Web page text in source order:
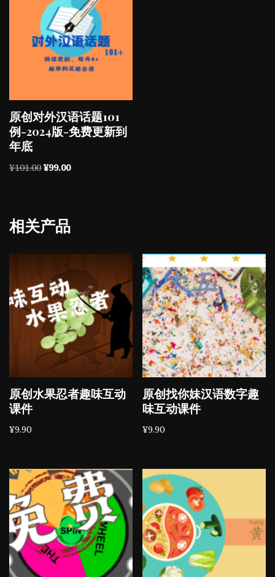
原创对外汉语话题101
例-2024版-免费更新到
年底
¥101.00 ¥99.00
相关产品
原创水果忍者趣味互动
课件
¥9.90
原创找你妹汉语数字趣
味互动课件
¥9.90